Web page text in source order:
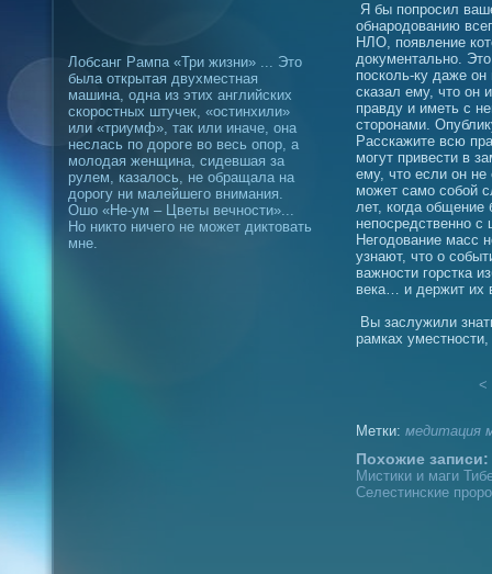
Лобсанг Рампа «Три жизни» ... Это
была открытая двухместная
машина, одна из этих английских
скоростных штучек, «остинхили»
или «триумф», так или иначе, она
неслась по дороге во весь опор, а
молодая женщина, сидевшая за
рулем, казалось, не обращала на
дорогу ни малейшего внимания.
Ошо «Не-ум – Цветы вечности»...
Но никто ничего не может диктовать
мне.
Я бы попросил
обнародованию
НЛО, появление
документально.
посколь-ку даже
сказал ему, что он
правду и иметь с
сторонами.
Расскажите всю
могут привести в
ему, что если он не
может само собой
лет, когда общение
непосредственно
Негодование масс
узнают, что о
важности горстка
века… и держит их
Вы заслужили
рамках
<
Метки: медитация
Похожие записи:
Мистики и маги
Селестинские